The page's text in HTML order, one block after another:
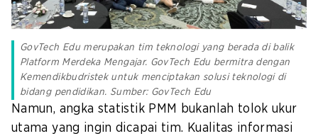
GovTech Edu merupakan tim teknologi yang berada di balik
Platform Merdeka Mengajar. GovTech Edu bermitra dengan
Kemendikbudristek untuk menciptakan solusi teknologi di
bidang pendidikan. Sumber: GovTech Edu
Namun, angka statistik PMM bukanlah tolok ukur
utama yang ingin dicapai tim. Kualitas informasi